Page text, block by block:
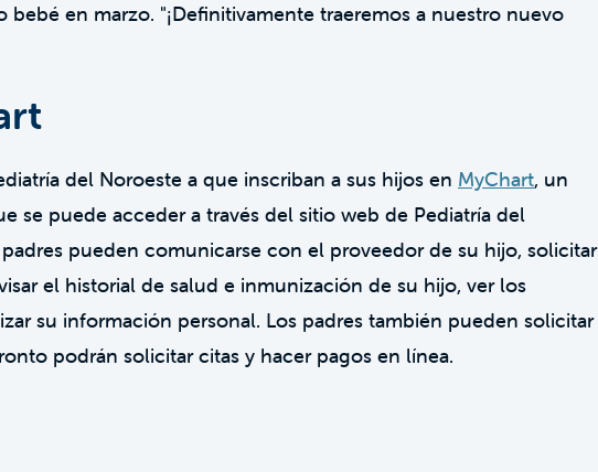
bebé en marzo. "¡Definitivamente traeremos a nuestro nuevo
del Noroeste a que inscriban a sus hijos en MyChart, un
se puede acceder a través del sitio web de Pediatría del
pueden comunicarse con el proveedor de su hijo, solicitar
el historial de salud e inmunización de su hijo, ver los
su información personal. Los padres también pueden solicitar
podrán solicitar citas y hacer pagos en línea.